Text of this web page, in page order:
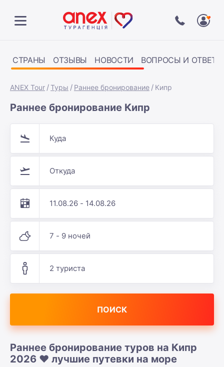
СТРАНЫ ОТЗЫВЫ НОВОСТИ ВОПРОСЫ И ОТВЕТЫ
ANEX Tour Туры Раннее бронирование Кипр
Раннее бронирование Кипр
Куда
Откуда
11.08.26 - 14.08.26
7 - 9 ночей
2 туриста
ПОИСК
Раннее бронирование туров на Кипр
2026 ❤️ лучшие путевки на море